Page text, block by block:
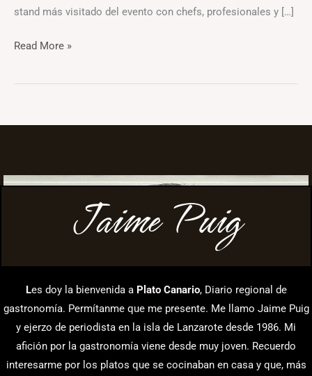
stand más visitado del evento con chefs, profesionales y […]
Read More »
Jaime Puig
Les doy la bienvenida a Plato Canario, Diario regional de
gastronomía. Permítanme que me presente. Me llamo Jaime Puig
y ejerzo de periodista en la isla de Lanzarote desde 1986. Mi
afición por la gastronomía viene desde muy joven. Recuerdo
interesarme por los platos que se cocinaban en casa y que, más